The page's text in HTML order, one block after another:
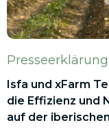
Presseerklärung
Isfa und xFarm
die Effizienz und
auf der